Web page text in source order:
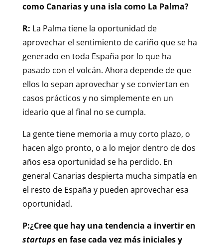
como Canarias y una isla como La Palma?
R: La Palma tiene la oportunidad de
aprovechar el sentimiento de cariño que se ha
generado en toda España por lo que ha
pasado con el volcán. Ahora depende de que
ellos lo sepan aprovechar y se conviertan en
casos prácticos y no simplemente en un
ideario que al final no se cumpla.
La gente tiene memoria a muy corto plazo, o
hacen algo pronto, o a lo mejor dentro de dos
años esa oportunidad se ha perdido. En
general Canarias despierta mucha simpatía en
el resto de España y pueden aprovechar esa
oportunidad.
P:¿Cree que hay una tendencia a invertir en
startups en fase cada vez más iniciales y